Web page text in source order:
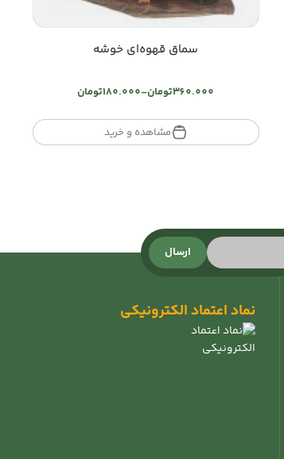
سماق قهوه‌ای خوشه
تومان360.000
– تومان180.000
Price
تومان180.000
through
مشاهده و خرید
ارسال
نماد اعتماد الکترونیکی